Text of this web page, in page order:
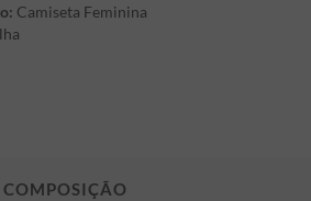
Camiseta Feminina